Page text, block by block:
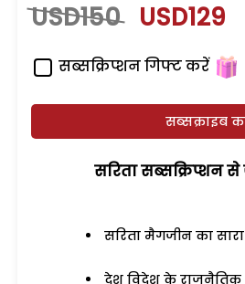
USD150 USD129
सब्सक्रिप्शन गिफ्ट करें
सब्सक्राइब
सरिता सब्सक्रिप्शन
सरिता मैगजीन का
देश विदेश के राजनैतिक